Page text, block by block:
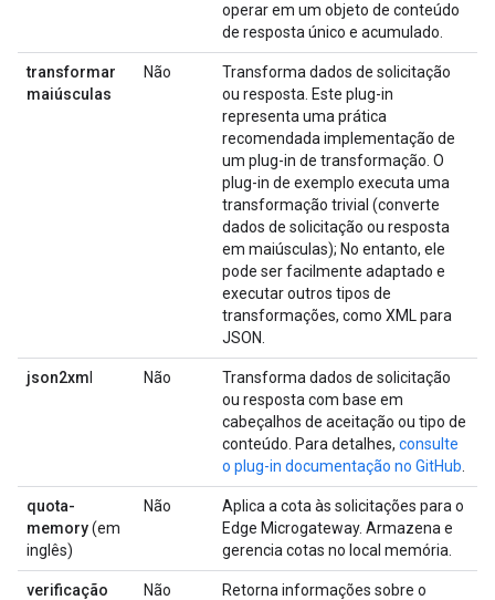
operar em um objeto de conteúdo
de resposta único e acumulado.
transformar
maiúsculas
Não
Transforma dados de solicitação
ou resposta. Este plug-in
representa uma prática
recomendada implementação de
um plug-in de transformação. O
plug-in de exemplo executa uma
transformação trivial (converte
dados de solicitação ou resposta
em maiúsculas); No entanto, ele
pode ser facilmente adaptado e
executar outros tipos de
transformações, como XML para
JSON.
json2xm Não
Transforma dados de solicitação
ou resposta com base em
cabeçalhos de aceitação ou tipo de
conteúdo. Para detalhes, consulte
o plug-in documentação no GitHub
quota-
memory(em
inglês)
Não
Aplica a cota às solicitações para o
Edge Microgateway. Armazena e
gerencia cotas no local memória.
verificação
Não
Retorna informações sobre o